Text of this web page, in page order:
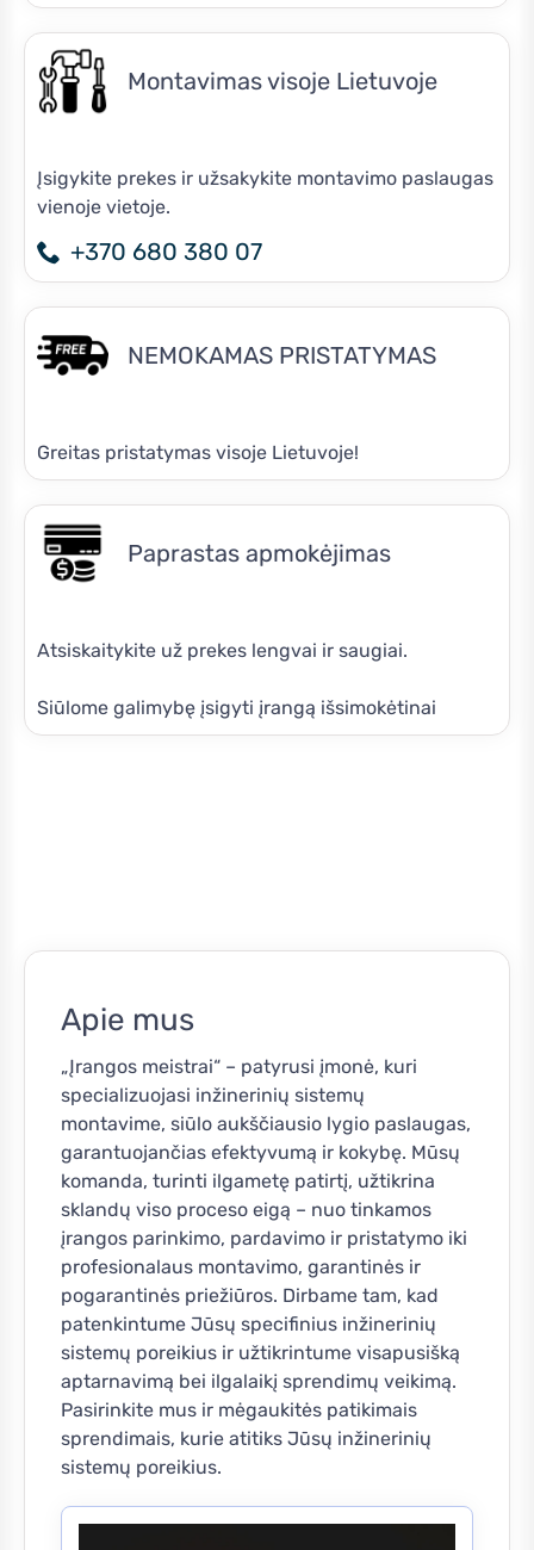
Montavimas visoje Lietuvoje
Įsigykite prekes ir užsakykite montavimo paslaugas
vienoje vietoje.
+370 680 380 07
NEMOKAMAS PRISTATYMAS
Greitas pristatymas visoje Lietuvoje!
Paprastas apmokėjimas
Atsiskaitykite už prekes lengvai ir saugiai.
Siūlome galimybę įsigyti įrangą išsimokėtinai
Apie mus
„Įrangos meistrai“ – patyrusi įmonė, kuri
specializuojasi inžinerinių sistemų
montavime, siūlo aukščiausio lygio paslaugas,
garantuojančias efektyvumą ir kokybę. Mūsų
komanda, turinti ilgametę patirtį, užtikrina
sklandų viso proceso eigą – nuo tinkamos
įrangos parinkimo, pardavimo ir pristatymo iki
profesionalaus montavimo, garantinės ir
pogarantinės priežiūros. Dirbame tam, kad
patenkintume Jūsų specifinius inžinerinių
sistemų poreikius ir užtikrintume visapusišką
aptarnavimą bei ilgalaikį sprendimų veikimą.
Pasirinkite mus ir mėgaukitės patikimais
sprendimais, kurie atitiks Jūsų inžinerinių
sistemų poreikius.